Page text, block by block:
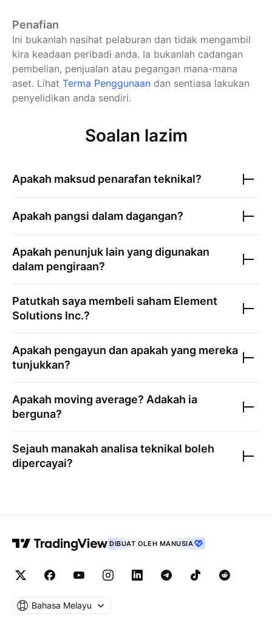
Penafian
Ini bukanlah nasihat pelaburan dan tidak mengambil
kira keadaan peribadi anda. Ia bukanlah cadangan
pembelian, penjualan atau pegangan mana-mana
aset. Lihat Terma Penggunaan dan sentiasa lakukan
penyelidikan anda sendiri.
Soalan lazim
Apakah maksud penarafan teknikal?
Apakah pangsi dalam dagangan?
Apakah penunjuk lain yang digunakan
dalam pengiraan?
Patutkah saya membeli saham Element
Solutions Inc.?
Apakah pengayun dan apakah yang mereka
tunjukkan?
Apakah moving average? Adakah ia
berguna?
Sejauh manakah analisa teknikal boleh
dipercayai?
DIBUAT OLEH MANUSIA
Bahasa Melayu